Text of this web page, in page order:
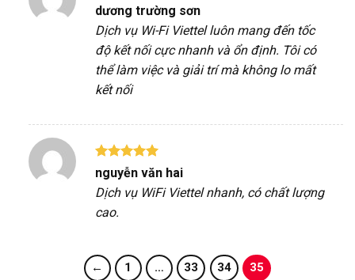
Được xếp
hạng5
sao
dương trường sơn
Dịch vụ Wi-Fi Viettel luôn mang đến tốc
độ kết nối cực nhanh và ổn định. Tôi có
thể làm việc và giải trí mà không lo mất
kết nối
Được xếp
hạng55
sao
nguyễn văn hai
Dịch vụ WiFi Viettel nhanh, có chất lượng
cao.
← 1 … 33 34 35